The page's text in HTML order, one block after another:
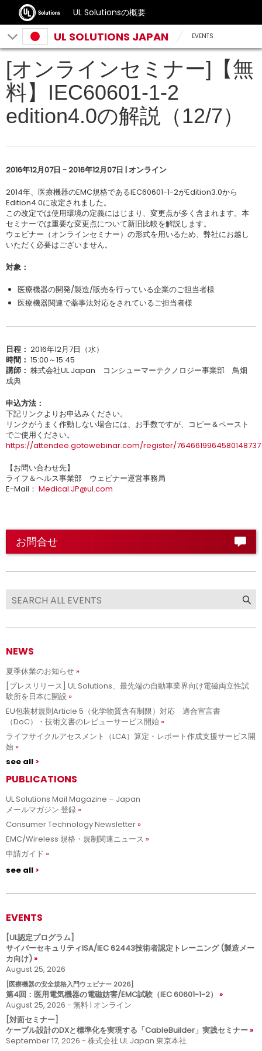
UL Solutionsの概要
UL SOLUTIONS JAPAN EVENTS
[オンラインセミナー]【無
料】IEC60601-1-2
edition4.0の解説（12/7）
2016年12月07日 - 2016年12月07日 | オンライン
2014年、医療機器のEMC規格であるIEC60601-1-2がEdition3.0から
Edition4.0に改定されました。
この改定では使用環境の定義にはじまり、変更点が多く含まれます。本
セミナーでは重要な変更点について新旧比較を解説します。
ウェビナー（オンラインセミナー）の形式を用いるため、弊社にお越し
いただく必要はございません。
対象：
医療機器の開発/製造/販売を行っている企業のご担当者様
医療機器関連で薬事法対応をされているご担当者様
日程： 2016年12月7日（水）
時間： 15:00～15:45
講師： 株式会社UL Japan コンシューマーテクノロジー事業部 鳥畑
成典
申込方法：
下記リンクよりお申込みください。
リンクがうまく作動しない場合には、お手数ですが、コピー＆ペースト
でご使用ください。
https://attendee.gotowebinar.com/register/7646619964580148737
【お問い合わせ先】
ライフ＆ヘルス事業部 ウェビナー運営事務局
E-Mail： Medical.JP@ul.com
お問合せ
NEWS
夏季休業のお知らせ
[プレスリリース] UL Solutions、最先端の自動車業界向け電磁両立性試
験所を日本に開設
EU包装材規則Article 5（化学物質含有制限）対応 適合宣言書
（DoC）・技術文書のレビューサービス開始
ライフサイクルアセスメント（LCA）算定・レポート作成支援サービス開
始
see all
PUBLICATIONS
UL Solutions Mail Magazine – Japan
メールマガジン 登録
Consumer Technology Newsletter
EMC/Wireless 規格・規制関連ニュース
申請ガイド
see all
EVENTS
[UL認定プログラム]
サイバーセキュリティISA/IEC 62443技術者認定トレーニング (製造メー
カ向け)
August 25, 2026
[医療機器の安全規格入門ウェビナー 2026]
第4回：医用電気機器の電磁妨害/EMC試験（IEC 60601-1-2）
August 25, 2026 - 無料 | オンライン
[対面セミナー]
ケーブル設計のDXと標準化を実現する「CableBuilder」実践セミナー
September 17, 2026 - 株式会社 UL Japan 東京本社